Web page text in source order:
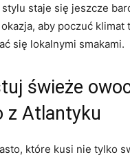
staje się jeszcze
okazja, aby poczuć⁣
się lokalnymi smakami.
świeże⁣
z⁢ Atlantyku
które kusi nie tylko